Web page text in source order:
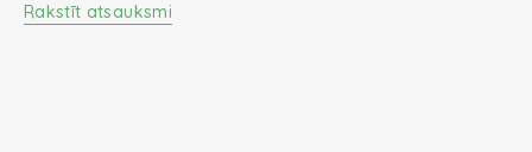
Rakstīt atsauksmi